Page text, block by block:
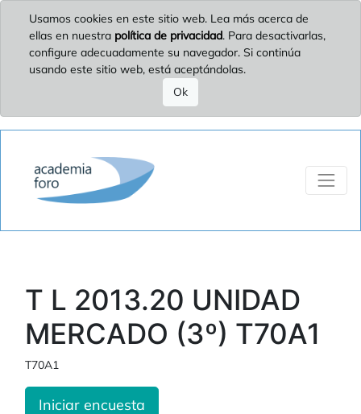
Usamos cookies en este sitio web. Lea más acerca de
ellas en nuestra política de privacidad. Para desactivarlas,
configure adecuadamente su navegador. Si continúa
usando este sitio web, está aceptándolas.
Ok
T L 2013.20 UNIDAD
MERCADO (3º) T70A1
T70A1
Iniciar encuesta